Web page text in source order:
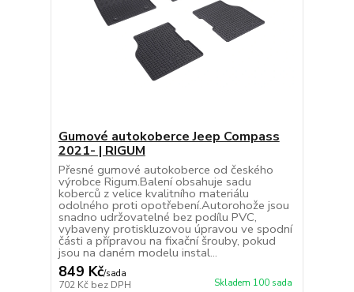
Gumové autokoberce Jeep Compass
2021- | RIGUM
Přesné gumové autokoberce od českého
výrobce Rigum.Balení obsahuje sadu
koberců z velice kvalitního materiálu
odolného proti opotřebení.Autorohože jsou
snadno udržovatelné bez podílu PVC,
vybaveny protiskluzovou úpravou ve spodní
části a přípravou na fixační šrouby, pokud
jsou na daném modelu instal...
849 Kč/sada
702 Kč bez DPH Skladem 100 sada